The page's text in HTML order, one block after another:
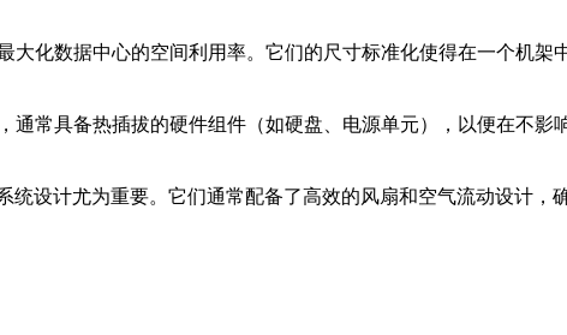
化数据中心的空间利用率。它们的尺寸标准化使得在一个机架
常具备热插拔的硬件组件（如硬盘、电源单元），以便在不影
设计尤为重要。它们通常配备了高效的风扇和空气流动设计，